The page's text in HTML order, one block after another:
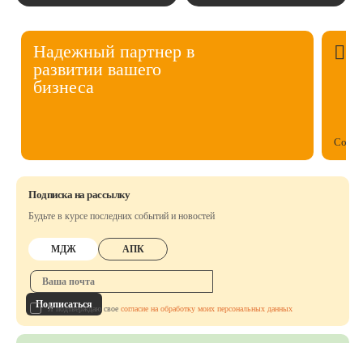
Надежный партнер в
развитии вашего
бизнеса
Подписка на рассылку
Будьте в курсе последних событий и новостей
МДЖ АПК
Подписаться
Я подтверждаю свое согласие на обработку моих персональных данных